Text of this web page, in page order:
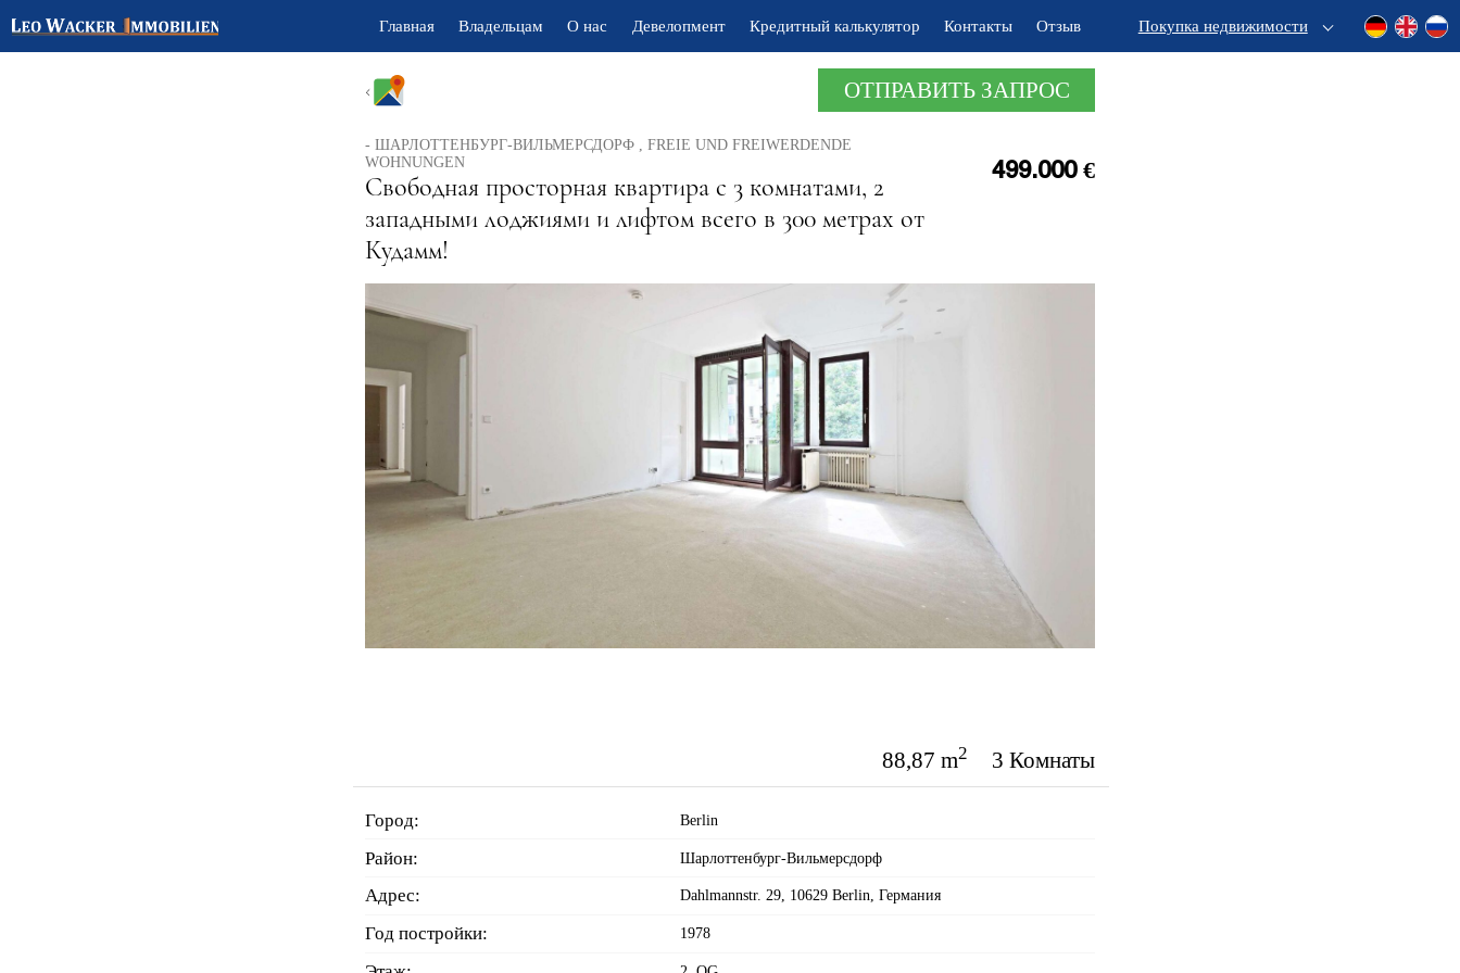
Главная Владельцам О нас Девелопмент Кредитный калькулятор Контакты Отзыв Покупка недвижимости
ОТПРАВИТЬ ЗАПРОС
- ШАРЛОТТЕНБУРГ-ВИЛЬМЕРСДОРФ , FREIE UND FREIWERDENDE
WOHNUNGEN
Свободная просторная квартира с 3 комнатами, 2
западными лоджиями и лифтом всего в 300 метрах от
Кудамм!
499.000 €
88,87 m2 3 Комнаты
Город: Berlin
Район: Шарлоттенбург-Вильмерсдорф
Адрес: Dahlmannstr. 29, 10629 Berlin, Германия
Год постройки: 1978